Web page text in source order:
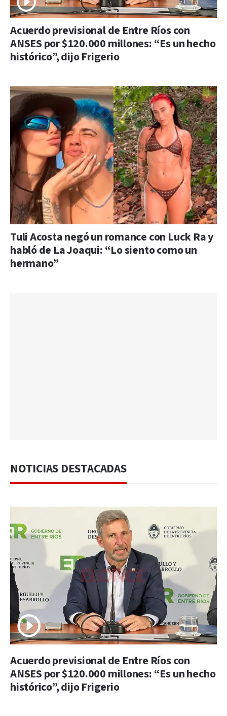
Acuerdo previsional de Entre Ríos con
ANSES por $120.000 millones: “Es un hecho
histórico”, dijo Frigerio
Tuli Acosta negó un romance con Luck Ra y
habló de La Joaqui: “Lo siento como un
hermano”
NOTICIAS DESTACADAS
Acuerdo previsional de Entre Ríos con
ANSES por $120.000 millones: “Es un hecho
histórico”, dijo Frigerio